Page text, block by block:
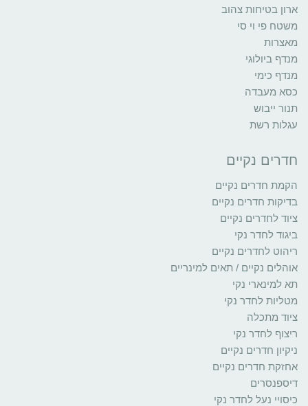
ארון בטיחות צהוב
משטח פי וי סי
מאצרות
מנדף ביולוגי
מנדף כימי
כסא מעבדה
תנור ייבוש
עגלות רשת
חדרים נקיים
הקמת חדרים נקיים
בדיקות חדרים נקיים
ציוד לחדרים נקיים
ביגוד לחדר נקי
ריהוט לחדרים נקיים
אוהלים נקיים / תאים למינריים
תא למינארי נקי
מטליות לחדר נקי
ציוד מתכלה
ריצוף לחדר נקי
ניקיון חדרים נקיים
אחזקת חדרים נקיים
דיספנסרים
כיסויי נעל לחדר נקי